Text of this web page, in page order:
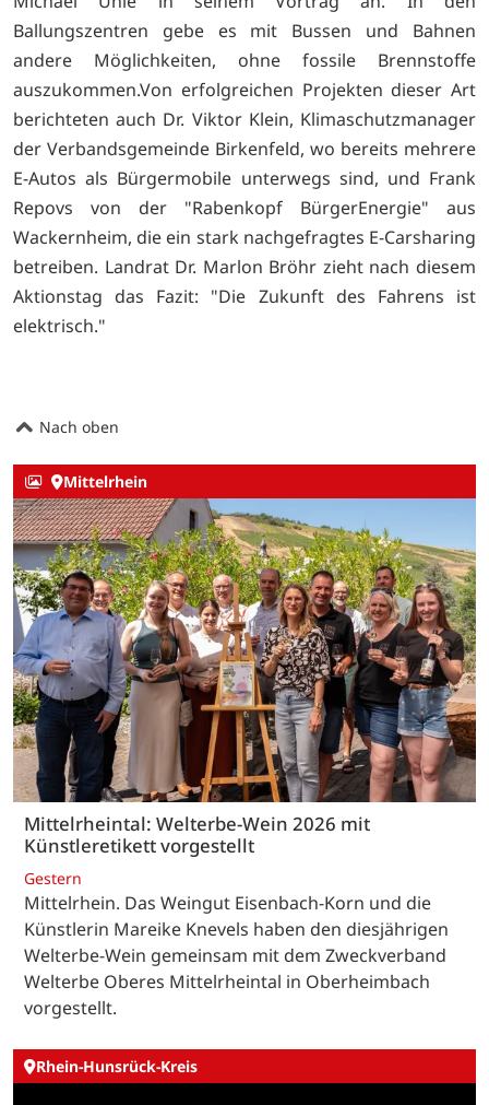
Ballungszentren gebe es mit Bussen und Bahnen
andere Möglichkeiten, ohne fossile Brennstoffe
auszukommen.Von erfolgreichen Projekten dieser Art
berichteten auch Dr. Viktor Klein, Klimaschutzmanager
der Verbandsgemeinde Birkenfeld, wo bereits mehrere
E-Autos als Bürgermobile unterwegs sind, und Frank
Repovs von der "Rabenkopf BürgerEnergie" aus
Wackernheim, die ein stark nachgefragtes E-Carsharing
betreiben. Landrat Dr. Marlon Bröhr zieht nach diesem
Aktionstag das Fazit: "Die Zukunft des Fahrens ist
elektrisch."
Nach oben
Mittelrhein
Mittelrheintal: Welterbe-Wein 2026 mit
Künstleretikett vorgestellt
Gestern
Mittelrhein. Das Weingut Eisenbach-Korn und die
Künstlerin Mareike Knevels haben den diesjährigen
Welterbe-Wein gemeinsam mit dem Zweckverband
Welterbe Oberes Mittelrheintal in Oberheimbach
vorgestellt.
Rhein-Hunsrück-Kreis